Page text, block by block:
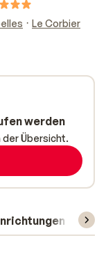
Le Corbier
werden
der Übersicht.